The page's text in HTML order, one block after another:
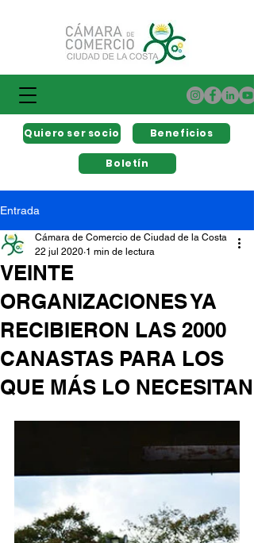
Quiero ser socio Beneficios
Boletín
Entrada
VEINTE
ORGANIZACIONES YA
RECIBIERON LAS 2000
CANASTAS PARA LOS
QUE MÁS LO NECESITAN
Cámara de Comercio de Ciudad de la Costa
22 jul 2020 1 min de lectura